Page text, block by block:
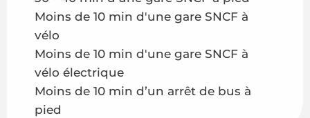
Moins de 10 min d'une gare SNCF à
vélo
Moins de 10 min d'une gare SNCF à
vélo électrique
Moins de 10 min d’un arrêt de bus à
pied